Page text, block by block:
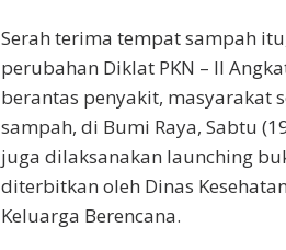
Serah terima tempat sampah
perubahan Diklat PKN – II
berantas penyakit, masyarakat
sampah, di Bumi Raya, Sabtu
juga dilaksanakan launching
diterbitkan oleh Dinas
Keluarga Berencana.